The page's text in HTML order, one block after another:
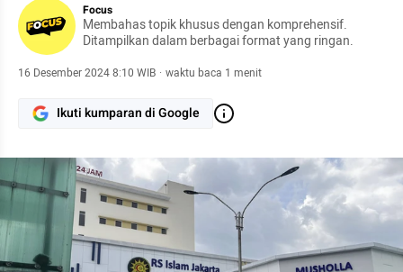
Focus
Membahas topik khusus dengan komprehensif.
Ditampilkan dalam berbagai format yang ringan.
16 Desember 2024 8:10 WIB · waktu baca 1 menit
Ikuti kumparan di Google